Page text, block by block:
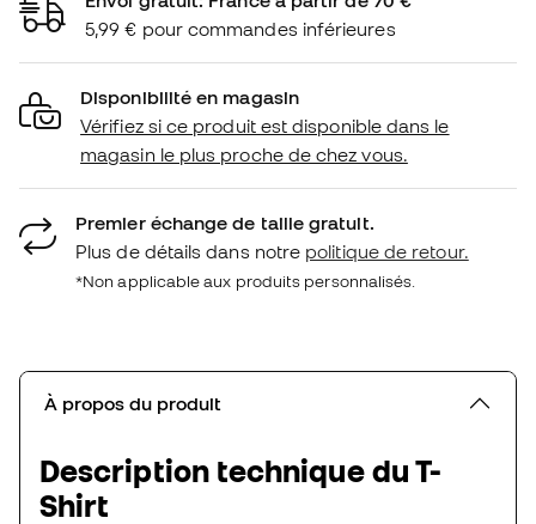
5,99 € pour commandes inférieures
Disponibilité en magasin
Vérifiez si ce produit est disponible dans le
magasin le plus proche de chez vous.
Premier échange de taille gratuit.
Plus de détails dans notre politique de retour.
*Non applicable aux produits personnalisés.
À propos du produit
Description technique du T-
Shirt